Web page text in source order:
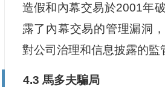
造假和內幕交易於2001年
露了內幕交易的管理漏洞
對公司治理和信息披露的監
4.3 馬多夫騙局